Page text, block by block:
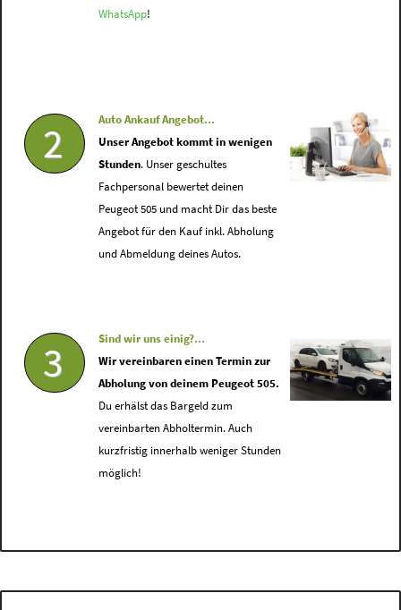
WhatsApp!
2
Auto Ankauf Angebot...
Unser Angebot kommt in wenigen
Stunden. Unser geschultes
Fachpersonal bewertet deinen
Peugeot 505 und macht Dir das beste
Angebot für den Kauf inkl. Abholung
und Abmeldung deines Autos.
3
Sind wir uns einig?...
Wir vereinbaren einen Termin zur
Abholung von deinem Peugeot 505.
Du erhälst das Bargeld zum
vereinbarten Abholtermin. Auch
kurzfristig innerhalb weniger Stunden
möglich!